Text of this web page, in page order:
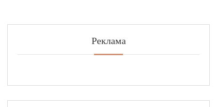
Реклама